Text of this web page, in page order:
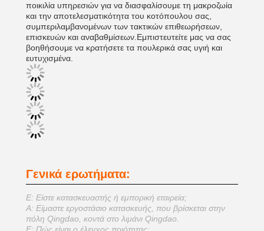
ποικιλία υπηρεσιών για να διασφαλίσουμε τη μακροζωία
και την αποτελεσματικότητα του κοτόπουλου σας,
συμπεριλαμβανομένων των τακτικών επιθεωρήσεων,
επισκευών και αναβαθμίσεων.Εμπιστευτείτε μας να σας
βοηθήσουμε να κρατήσετε τα πουλερικά σας υγιή και
ευτυχισμένα.
Γενικά ερωτήματα:
Ε: Είστε κατασκευαστής ή εμπορική εταιρεία;
Α: Είμαστε εργοστάσιο κατασκευής, που βρίσκεται στην
πόλη Qingdao, κοντά στο λιμάνι Qingdao.